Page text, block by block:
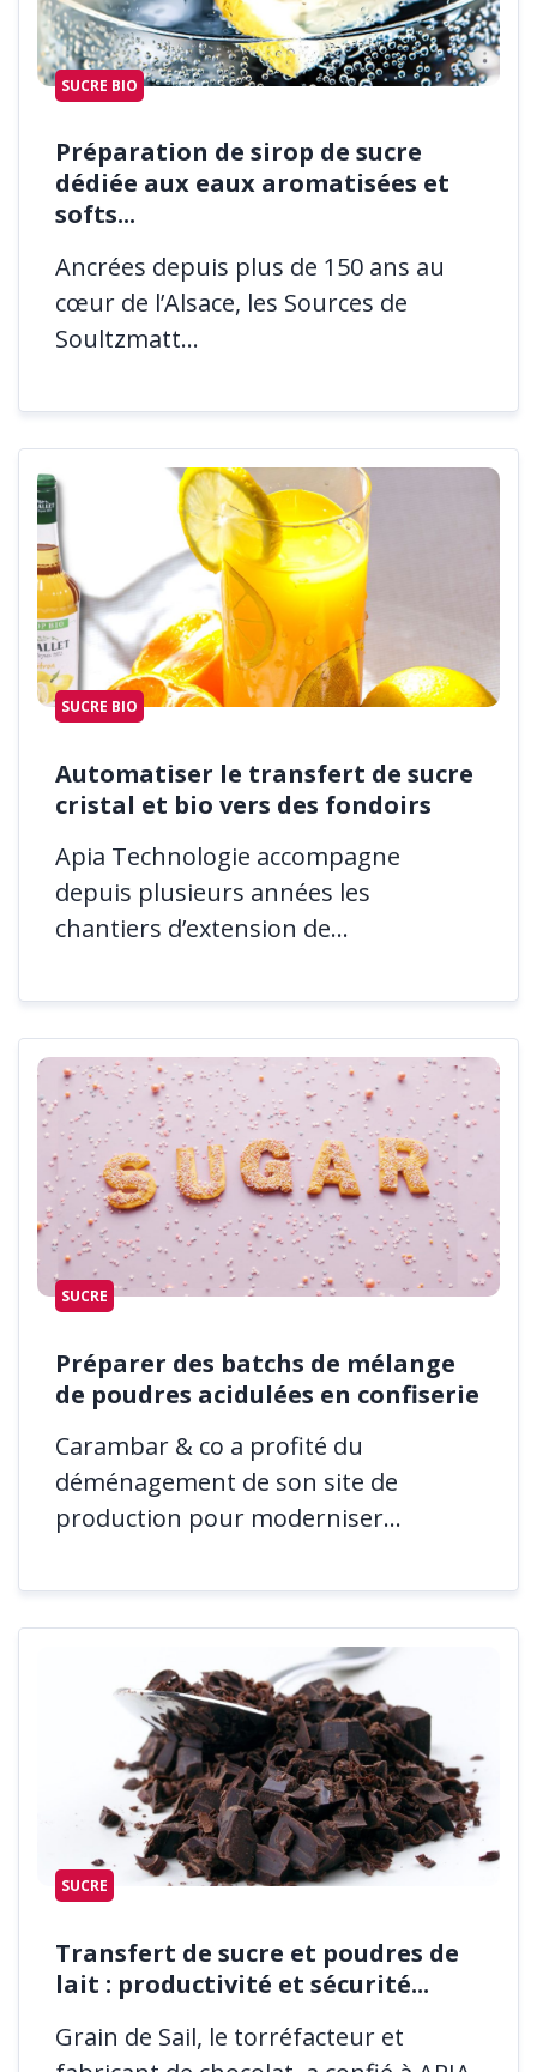
SUCRE BIO
Préparation de sirop de sucre
dédiée aux eaux aromatisées et
softs...
Ancrées depuis plus de 150 ans au
cœur de l’Alsace, les Sources de
Soultzmatt...
SUCRE BIO
Automatiser le transfert de sucre
cristal et bio vers des fondoirs
Apia Technologie accompagne
depuis plusieurs années les
chantiers d’extension de...
SUCRE
Préparer des batchs de mélange
de poudres acidulées en confiserie
Carambar & co a profité du
déménagement de son site de
production pour moderniser...
SUCRE
Transfert de sucre et poudres de
lait : productivité et sécurité...
Grain de Sail, le torréfacteur et